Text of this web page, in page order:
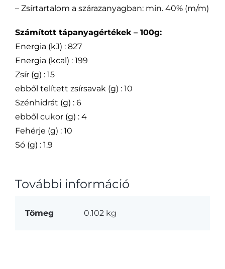
– Zsírtartalom a szárazanyagban: min. 40% (m/m)
Számított tápanyagértékek – 100g:
Energia (kJ) : 827
Energia (kcal) : 199
Zsír (g) : 15
ebből telített zsírsavak (g) : 10
Szénhidrát (g) : 6
ebből cukor (g) : 4
Fehérje (g) : 10
Só (g) : 1.9
További információ
Tömeg 0.102 kg